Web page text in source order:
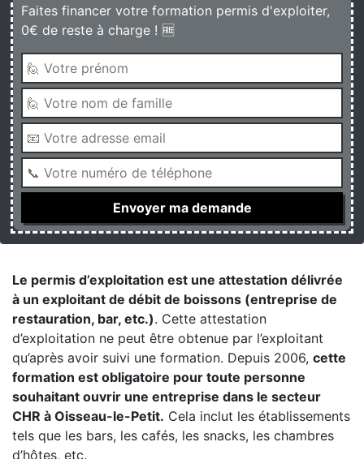
Faites financer votre formation permis d'exploiter,
0€ de reste à charge ! 🆓
Le permis d’exploitation est une attestation délivrée
à un exploitant de débit de boissons (entreprise de
restauration, bar, etc.). Cette attestation
d’exploitation ne peut être obtenue par l’exploitant
qu’après avoir suivi une formation. Depuis 2006, cette
formation est obligatoire pour toute personne
souhaitant ouvrir une entreprise dans le secteur
CHR à Oisseau-le-Petit. Cela inclut les établissements
tels que les bars, les cafés, les snacks, les chambres
d’hôtes, etc.